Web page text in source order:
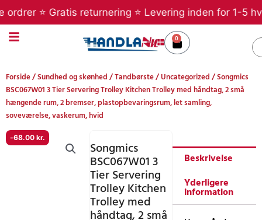
til
indholdet
⭐ Gratis returnering ⭐ Levering inden for 1-5
0
Kurv
Forside/Sundhed og skønhed/Tandbørste/Uncategorized/ Songmics
BSC067W01 3 Tier Servering Trolley Kitchen Trolley med håndtag, 2 små
hængende rum, 2 bremser, plastopbevaringsrum, let samling,
soveværelse, vaskerum, hvid
-68.00 kr.
Songmics
BSC067W01 3
Tier Servering
Trolley Kitchen
Trolley med
håndtag, 2 små
Beskrivelse
Yderligere
information